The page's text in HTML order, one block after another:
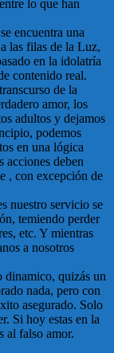
lo que han
encuentra una
las filas de la Luz,
en la idolatría
contenido real.
de la
amor, los
adultos y dejamos
podemos
en una lógica
acciones deben
, con excepción de
nuestro servicio se
temiendo perder
etc. Y mientras
a nosotros
dinamico, quizás un
nada, pero con
asegurado. Solo
Si hoy estas en la
al falso amor.